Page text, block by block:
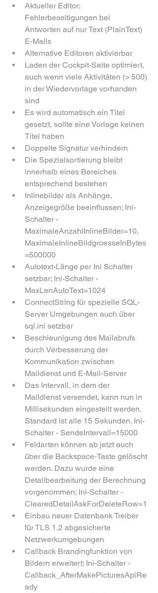
Aktueller Editor:
Fehlerbeseitigungen bei
Antworten auf nur Text (PlainText)
E-Mails
Alternative Editoren aktivierbar
Laden der Cockpit-Seite optimiert,
auch wenn viele Aktivitäten (> 500)
in der Wiedervorlage vorhanden
sind
Es wird automatisch ein Titel
gesetzt, sollte eine Vorlage keinen
Titel haben
Doppelte Signatur verhindern
Die Spezialsortierung bleibt
innerhalb eines Bereiches
entsprechend bestehen
Inlinebilder als Anhänge,
Anzeigegröße beeinflussen; Ini-
Schalter -
MaximaleAnzahlInlineBilder=10,
MaximaleInlineBildgroesseInBytes
=500000
Autotext-Länge per Ini Schalter
setzbar; Ini-Schalter -
MaxLenAutoText=1024
ConnectString für spezielle SQL-
Server Umgebungen auch über
sql.ini setzbar
Beschleunigung des Mailabrufs
durch Verbesserung der
Kommunikation zwischen
Maildienst und E-Mail-Server
Das Intervall, in dem der
Maildienst versendet, kann nun in
Millisekunden eingestellt werden.
Standard ist alle 15 Sekunden. Ini-
Schalter - SendeIntervall=15000
Feldarten können ab jetzt auch
über die Backspace-Taste gelöscht
werden. Dazu wurde eine
Detailbearbeitung der Berechnung
vorgenommen; Ini-Schalter -
ClearedDetailAskForDeleteRow=1
Einbau neuer Datenbank Treiber
für TLS 1.2 abgesicherte
Netzwerkumgebungen
Callback Brandingfunktion von
Bildern erweitert; Ini-Schalter -
Callback_AfterMakePicturesApiRe
ady